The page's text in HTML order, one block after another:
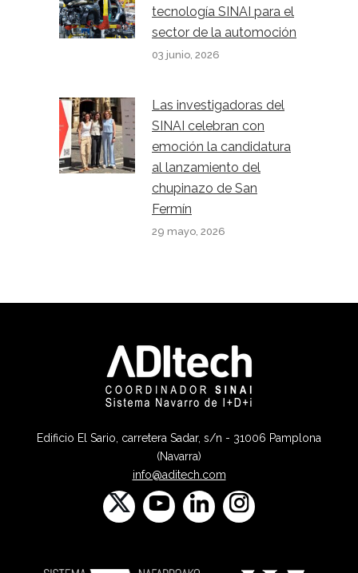
tecnología SINAI para el
sector de la automoción
03 junio, 2026
Las investigadoras del
SINAI celebran con
emoción la candidatura
al lanzamiento del
chupinazo de San
Fermín
29 mayo, 2026
Edificio El Sario, carretera Sadar, s/n - 31006 Pamplona
(Navarra)
info@aditech.com